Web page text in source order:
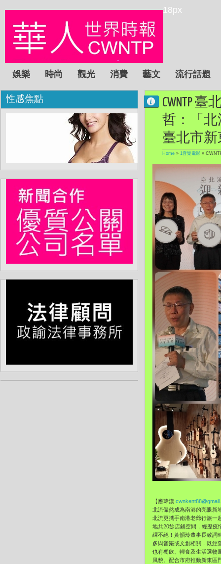
18px
娛樂 時尚 觀光 消費 藝文 流行話題
CWNTP
哲：「北
臺北市
Home » 1音樂電影 »
【應瑋漢
北流儼然成為南港的亮眼新
北流更攜手南港老爺行旅一
地共20餘店鋪空間，經歷疫
繹不絕！黃韻玲董事長致詞
多與音樂或文創相關，既經
也有餐飲、輕食及生活選物
風貌。配合市府推動新東區
性感焦點